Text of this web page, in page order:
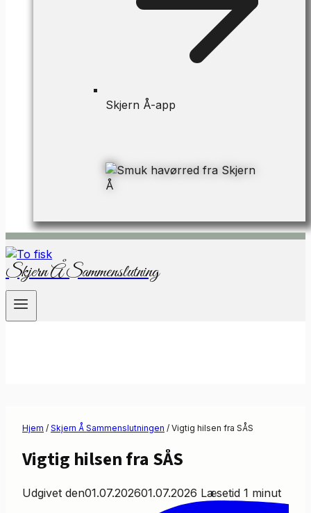
Skjern Å-app
Skjern Å Sammenslutning
Hjem / Skjern Å Sammenslutningen / Vigtig hilsen fra SÅS
Vigtig hilsen fra SÅS
Udgivet den01.07.202601.07.2026 Læsetid 1 minut